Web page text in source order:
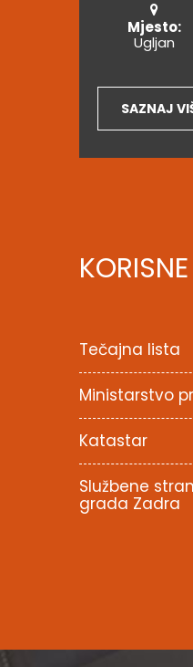
Mjesto:
Ugljan
SAZNAJ
KORISNE
Tečajna lista
Ministarstvo
Katastar
Službene
grada Zadra